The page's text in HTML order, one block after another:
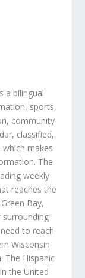
a bilingual
sports,
community
classified,
makes
The
weekly
reaches the
Bay,
surrounding
to reach
Wisconsin
The Hispanic
the United